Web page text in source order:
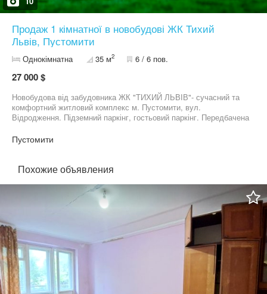
Продаж 1 кімнатної в новобудові ЖК Тихий
Львів, Пустомити
Однокімнатна 35 м2 6 / 6 пов.
27 000 $
Новобудова від забудовника ЖК "ТИХИЙ ЛЬВІВ"- сучасний та
комфортний житловий комплекс м. Пустомити, вул.
Відродження. Підземний паркінг, гостьовий паркінг. Передбачена
будова, стіни - цегла, газоблок, утеплення-пінопласт,
комфортабельний ЛІФТ, комірки. В квартирі ( на стінах -
котел ).
Пустомити
Похожие объявления